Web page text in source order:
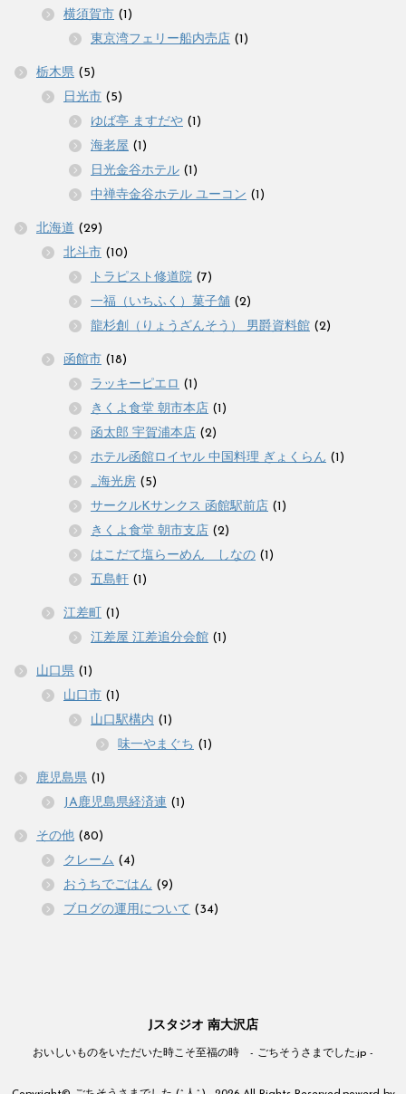
横須賀市 (1)
東京湾フェリー船内売店 (1)
栃木県 (5)
日光市 (5)
ゆば亭 ますだや (1)
海老屋 (1)
日光金谷ホテル (1)
中禅寺金谷ホテル ユーコン (1)
北海道 (29)
北斗市 (10)
トラピスト修道院 (7)
一福（いちふく）菓子舗 (2)
龍杉創（りょうざんそう） 男爵資料館 (2)
函館市 (18)
ラッキーピエロ (1)
きくよ食堂 朝市本店 (1)
函太郎 宇賀浦本店 (2)
ホテル函館ロイヤル 中国料理 ぎょくらん (1)
_海光房 (5)
サークルKサンクス 函館駅前店 (1)
きくよ食堂 朝市支店 (2)
はこだて塩らーめん しなの (1)
五島軒 (1)
江差町 (1)
江差屋 江差追分会館 (1)
山口県 (1)
山口市 (1)
山口駅構内 (1)
味一やまぐち (1)
鹿児島県 (1)
JA鹿児島県経済連 (1)
その他 (80)
クレーム (4)
おうちでごはん (9)
ブログの運用について (34)
Jスタジオ 南大沢店
おいしいものをいただいた時こそ至福の時 - ごちそうさまでした.jp -